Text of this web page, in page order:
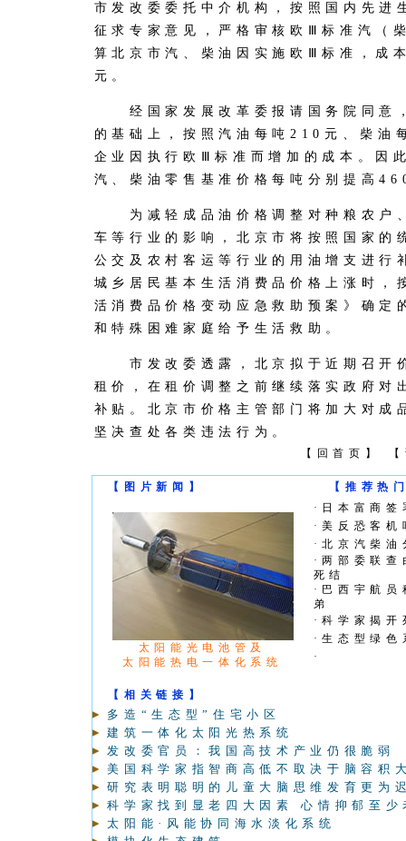
市发改委委托中介机构，按照国内先进
征求专家意见，严格审核欧Ⅲ标准汽（
算北京市汽、柴油因实施欧Ⅲ标准，成
元。
经国家发展改革委报请国务院同意
的基础上，按照汽油每吨210元、柴油
企业因执行欧Ⅲ标准而增加的成本。因
汽、柴油零售基准价格每吨分别提高
为减轻成品油价格调整对种粮农户
车等行业的影响，北京市将按照国家的
公交及农村客运等行业的用油增支进行
城乡居民基本生活消费品价格上涨时，
活消费品价格变动应急救助预案》确定
和特殊困难家庭给予生活救助。
市发改委透露，北京拟于近期召开
租价，在租价调整之前继续落实政府对
补贴。北京市价格主管部门将加大对成
坚决查处各类违法行为。
【 回首页 】 【
【图片新闻】 【推荐热
太阳能光电池管及
太阳能热电一体化系统
· 日本富商
·美反恐客
·北京汽柴
·两部委联
死结
· 巴西宇航
弟
·科学家揭
·生态型绿色
·
【相关链接】
多造“生态型”住宅小区
建筑一体化太阳光热系统
发改委官员：我国高技术产业仍很脆弱
美国科学家指智商高低不取决于脑容积
研究表明聪明的儿童大脑思维发育更为
科学家找到显老四大因素 心情抑郁至
太阳能·风能协同海水淡化系统